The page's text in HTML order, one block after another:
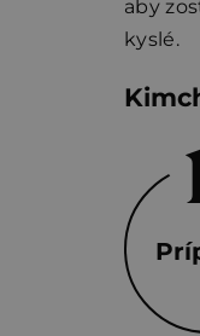
aby
kyslé.